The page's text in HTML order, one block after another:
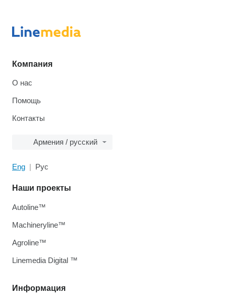
Компания
О нас
Помощь
Контакты
Армения / русский
Eng Рус
Информация
Наши проекты
Autoline™
Machineryline™
Agroline™
Linemedia Digital ™